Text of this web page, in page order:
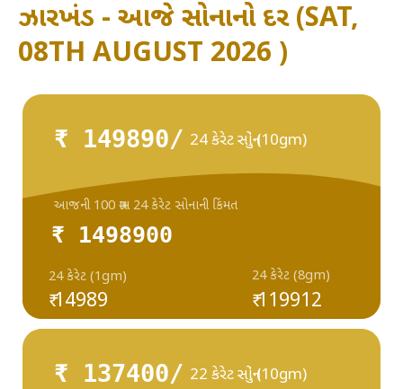
ઝારખંડ - આજે સોનાનો દર (SAT,
08TH AUGUST 2026 )
₹ 149890/ 24 કેરેટ સોનું (10gm)
₹ 1498900
₹ 14989
24 કેરેટ (1gm) 24 કેરેટ (8gm)
આજની 100 ગ્રામ 24 કેરેટ સોનાની કિંમત
₹ 119912
₹ 137400/ 22 કેરેટ સોનું (10gm)